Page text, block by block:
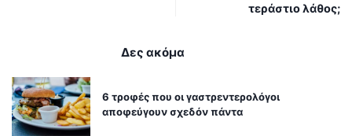
τεράστιο λάθος;
Δες ακόμα
6 τροφές που οι γαστρεντερολόγοι
αποφεύγουν σχεδόν πάντα